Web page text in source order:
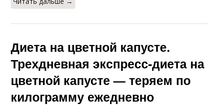
Диета на цветной капусте.
Трехдневная экспресс-диета на
цветной капусте — теряем по
килограмму ежедневно